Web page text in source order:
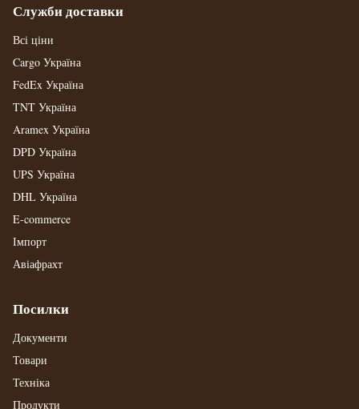
Служби доставки
Всі ціни
Cargo Україна
FedEx Україна
TNT Україна
Aramex Україна
DPD Україна
UPS Україна
DHL Україна
E-commerce
Імпорт
Авіафрахт
Посилки
Документи
Товари
Техніка
Продукти